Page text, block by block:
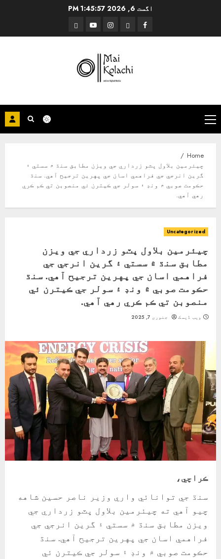
اگست 6, 2026 1:45:58 PM
Facebook
Instagram
YouTube
Threads
Primary
Menu
Home
چيئرمين بلاول ڀٽو زرداري جي ويزن مطابق سنڌ ۾ سستي ۽
گرين انرجي جي فراهمي اسان جي پهرين ترجيح آهي. سنڌ
حڪومت صوبي ۾ ونڊ ۽ سولر جي ڪيترن ئي منصوبن تي ڪم ڪري
رهي آهي.
Uncategorized
چيئرمين بلاول ڀٽو زرداري جي ويزن
مطابق سنڌ ۾ سستي ۽ گرين انرجي جي
فراهمي اسان جي پهرين ترجيح آهي. سنڌ
حڪومت صوبي ۾ ونڊ ۽ سولر جي ڪيترن ئي
منصوبن تي ڪم ڪري رهي آهي.
ویب ڈیسک جنوری 7, 2025
ڪراچي،
سنڌ جي توانائي واري وزير ناصر حسين شاهه
چيو آهي ته چيئرمين بلاول ڀٽو زرداري جي
ويزن مطابق سنڌ ۾ سستي ۽ گرين انرجي جي
فراهمي اسان جي پهرين ترجيح آهي. سنڌ
حڪومت صوبي ۾ ونڊ ۽ سولر جي ڪيترن ئي